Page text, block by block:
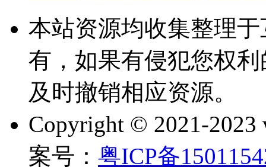
本站资源均收集整理
有，如果有侵犯您权
及时撤销相应资源。
Copyright © 2021-2023
案号： 粤ICP备